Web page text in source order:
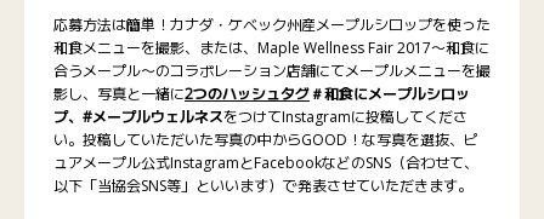
応募方法は簡単！カナダ・ケベック州産メープルシロップを使った
和食メニューを撮影、または、Maple Wellness Fair 2017〜和食に
合うメープル〜のコラボレーション店舗にてメープルメニューを撮
影し、写真と一緒に2つのハッシュタグ＃和食にメープルシロッ
プ、#メープルウェルネスをつけてInstagramに投稿してくださ
い。投稿していただいた写真の中からGOOD！な写真を選抜、ピ
ュアメープル公式InstagramとFacebookなどのSNS（合わせて、
以下「当協会SNS等」といいます）で発表させていただきます。